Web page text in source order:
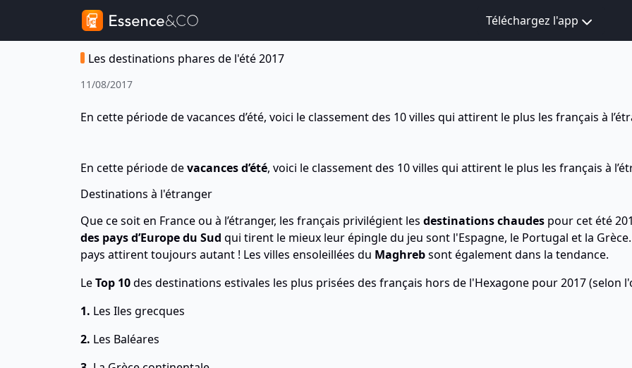
Téléchargez l'app
Les destinations phares de l'été 2017
11/08/2017
En cette période de vacances d’été, voici le classement des 10 villes qui attirent le plus les français à
En cette période devacances d’été, voici le classement des 10 villes qui attirent le plus les français à
Destinations à l'étranger
Que ce soit en France ou à l’étranger, les français privilégient les destinations chaudes pour cet été
des pays d’Europe du Sud qui tirent le mieux leur épingle du jeu sont l'Espagne, le Portugal et la
pays attirent toujours autant ! Les villes ensoleillées du Maghrebsont également dans la tendance.
LeTop 10des destinations estivales les plus prisées des français hors de l'Hexagone pour 2017 (selon
1. Les Iles grecques
2. Les Baléares